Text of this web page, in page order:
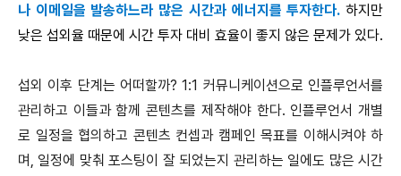
나 이메일을 발송하느라 많은 시간과 에너지를 투자한다. 하지만
낮은 섭외율 때문에 시간 투자 대비 효율이 좋지 않은 문제가 있다.
섭외 이후 단계는 어떠할까? 1:1 커뮤니케이션으로 인플루언서를
관리하고 이들과 함께 콘텐츠를 제작해야 한다. 인플루언서 개별
로 일정을 협의하고 콘텐츠 컨셉과 캠페인 목표를 이해시켜야 하
며, 일정에 맞춰 포스팅이 잘 되었는지 관리하는 일에도 많은 시간